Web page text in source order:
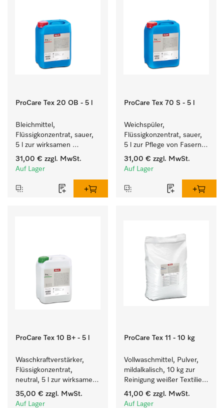
ProCare Tex 20 OB - 5 l
Bleichmittel,
Flüssigkonzentrat, sauer,
5 l zur wirksamen
Entfernung von
hartnäckigen Flecken.
31,00 € zzgl. MwSt.
Auf Lager
ProCare Tex 70 S - 5 l
Weichspüler,
Flüssigkonzentrat, sauer,
5 l zur Pflege von Fasern
für eine langfristige
Geschmeidigkeit der
31,00 € zzgl. MwSt.
Auf Lager
ProCare Tex 10 B+ - 5 l
Waschkraftverstärker,
Flüssigkonzentrat,
neutral, 5 l zur wirksamen
Entfernung von
Fettverschmutzungen.
35,00 € zzgl. MwSt.
Auf Lager
ProCare Tex 11 - 10 kg
Vollwaschmittel, Pulver,
mildalkalisch, 10 kg zur
Reinigung weißer Textilien
und farbechter
Buntwäsche.
41,00 € zzgl. MwSt.
Auf Lager